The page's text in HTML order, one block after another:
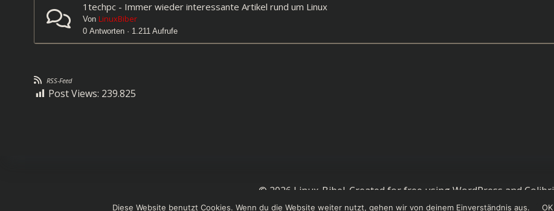
1techpc - Immer wieder interessante Artikel rund um Linux
Von LinuxBiber
0 Antworten · 1.211 Aufrufe
RSS-Feed
Post Views: 239.825
© 2026 Linux-Bibel. Created for free using WordPress and Colibri
Diese Website benutzt Cookies. Wenn du die Website weiter nutzt, gehen wir von deinem Einverständnis aus. OK